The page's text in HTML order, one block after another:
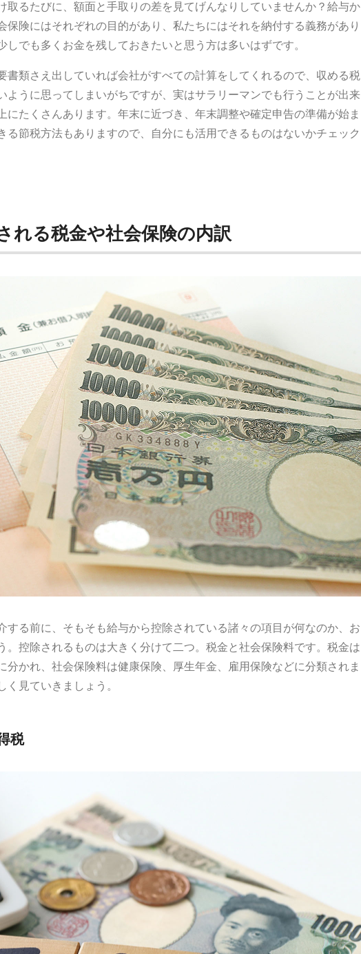
取るたびに、額面と手取りの差を見てげんなりしていませんか？給与か
保険にはそれぞれの目的があり、私たちにはそれを納付する義務があり
しでも多くお金を残しておきたいと思う方は多いはずです。
書類さえ出していれば会社がすべての計算をしてくれるので、収める税
ように思ってしまいがちですが、実はサラリーマンでも行うことが出来
にたくさんあります。年末に近づき、年末調整や確定申告の準備が始ま
る節税方法もありますので、自分にも活用できるものはないかチェック
れる税金や社会保険の内訳
する前に、そもそも給与から控除されている諸々の項目が何なのか、お
。控除されるものは大きく分けて二つ。税金と社会保険料です。税金は
分かれ、社会保険料は健康保険、厚生年金、雇用保険などに分類されま
く見ていきましょう。
税